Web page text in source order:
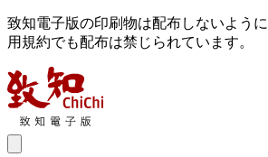
致知電子版の印刷物は配布しないよう
用規約でも配布は禁じられています。